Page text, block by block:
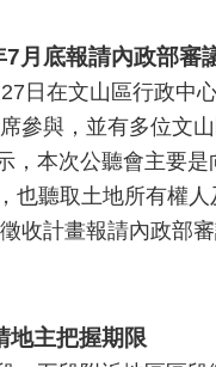
月底報請內政部審
日在文山區行政中
參與，並有多位文
，本次公聽會主要
也聽取土地所有權
收計畫報請內政部
主把握期限